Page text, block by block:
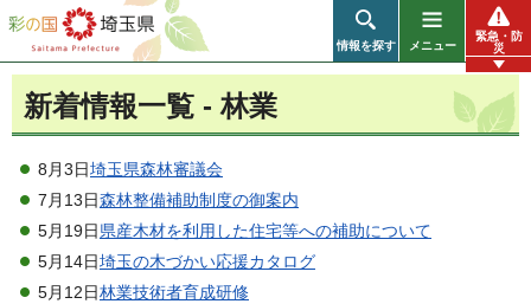
彩の国 埼玉県
情報を探す メニュー
緊急・防
災
新着情報一覧 - 林業
8月3日埼玉県森林審議会
7月13日森林整備補助制度の御案内
5月19日県産木材を利用した住宅等への補助について
5月14日埼玉の木づかい応援カタログ
5月12日林業技術者育成研修